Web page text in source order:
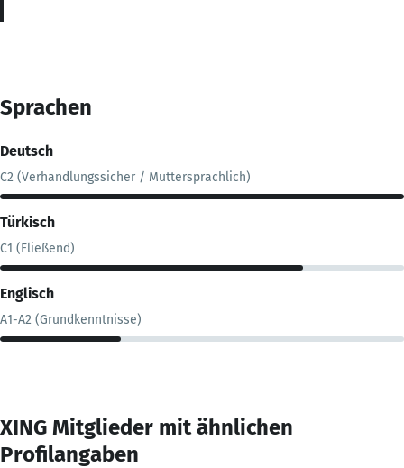
Sprachen
Deutsch
C2 (Verhandlungssicher / Muttersprachlich)
Türkisch
C1 (Fließend)
Englisch
A1-A2 (Grundkenntnisse)
XING Mitglieder mit ähnlichen
Profilangaben